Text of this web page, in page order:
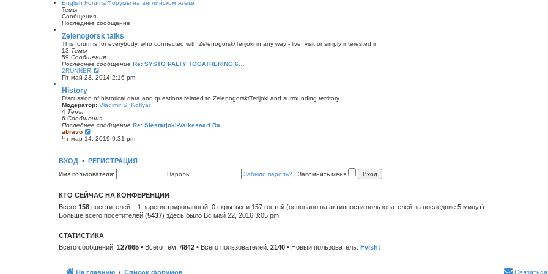
щ
и
н
м
у
с
о
о
щ
е
н
и
й
к
п
о
с
е
д
н
е
с
о
б
щ
н
English Forums/Форумы на английском языке
Темы
Сообщения
Последнее сообщение
Zelenogorsk talks
This forum is for everybody, who connected with Zelenogorsk/Terijoki in any way - live, visit or simply interested in
13 Темы
59 Сообщения
Последнее сообщение Re: SYSTO PALTY TOGATHERING 6…
2RUNNER
е
й
т
к
п
с
д
н
м
о
о
б
щ
и
ю
Пт май 23, 2014 2:16 pm
History
Discussion of historical data and questions related to Zelenogorsk/Terijoki and surrounding territory
Модератор: Vladimir S. Kotlyar
4 Темы
6 Сообщения
Последнее сообщение Re: Siestarjoki-Valkesaari Ra…
abravo
й
т
к
о
с
л
д
е
м
у
б
Чт мар 14, 2019 9:31 pm
ВХОД • РЕГИСТРАЦИЯ
Имя пользователя: Пароль: Забыли пароль? | Запомнить меня
КТО СЕЙЧАС НА КОНФЕРЕНЦИИ
Всего 158 посетителей :: 1 зарегистрированный, 0 скрытых и 157 гостей (основано на активности пользователей за последние 5 минут)
Больше всего посетителей (5437) здесь было Вс май 22, 2016 3:05 pm
СТАТИСТИКА
Всего сообщений: 127665 • Всего тем: 4842 • Всего пользователей: 2140 • Новый пользователь: Fvisht
На главную Список форумов